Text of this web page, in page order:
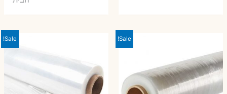
Sale!
Sale!